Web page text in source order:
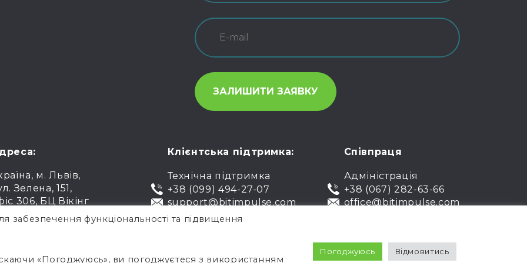
м. Львів,
Зелена, 151,
306, БЦ Вікінг
Клієнтська підтримка:
Технічна підтримка
+38 (099) 494-27-07
support@bitimpulse.com
Співпраця
Адміністрація
+38 (067) 282-63-66
office@bitimpulse.com
Публічна оферта Гарантія
забезпечення функціональності та підвищення
«Погоджуюсь», ви погоджуєтеся з використанням
Погоджуюсь Відмовитись